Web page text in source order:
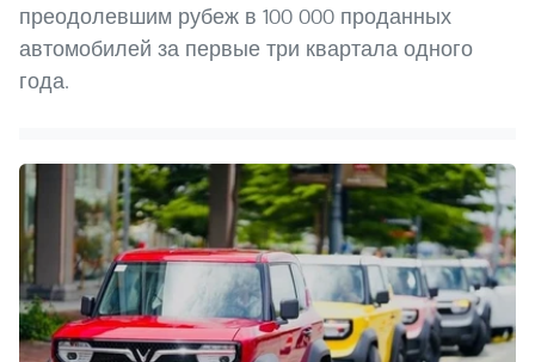
преодолевшим рубеж в 100 000 проданных
автомобилей за первые три квартала одного
года.